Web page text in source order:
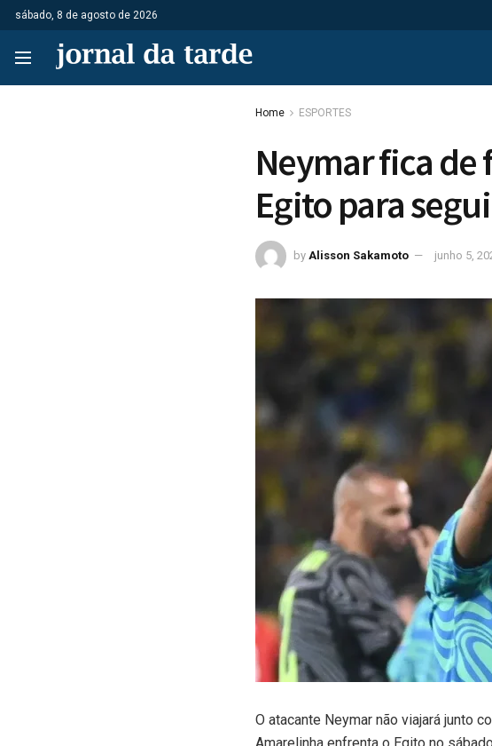
sábado, 8 de agosto de 2026
Home ESPORTES
Neymar fica de
Egito para
by Alisson Sakamoto junho 5,
O atacante Neymar não viajará junto